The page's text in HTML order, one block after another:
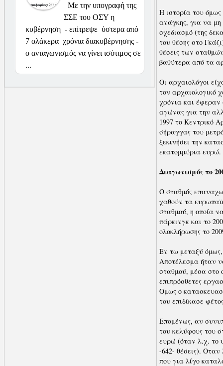
Η ιστορία του
ανάγκης, για να μη
σχεδιασμό (της
του θέσης στο
θέσεις των
βαθύτερα από τα
Οι αρχαιολόγοι
τον αρχαιολογικό
χρόνια και έφεραν
αγώνας για την
1997 το Κεντρικό
σήραγγας του
ξεκινήσει την
εκατομμύρια ευρώ.
Διαγωνισμός το
Ο σταθμός
χαθούν τα
σταθμού, η οποία
πάρκινγκ και το
ολοκλήρωσης το
Εν τω μεταξύ όμως,
Αποτέλεσμα ήταν
σταθμού, μέσα στο
επιπρόσθετες
Ομως ο
του επιδίκασε
Επομένως, αν
του κελύφους του
ευρώ (όταν λ.χ. το
-642- θέσεις). Οταν
που για λίγο
Με την υπογραφή της
ΣΣΕ του ΟΣΥ η
κυβέρνηση - επiτρεψε ύστερα από
7 ολάκερα χρόνια διακυβέρνησης -
ο ανταγωνισμός να γίνει ισότιμος σε
...